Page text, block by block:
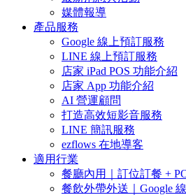
媒體報導
產品服務
Google 線上預訂服務
LINE 線上預訂服務
店家 iPad POS 功能介紹
店家 App 功能介紹
AI 營運顧問
打造高效短影音服務
LINE 簡訊服務
ezflows 在地導客
適用行業
餐廳內用｜訂位訂餐 +
餐飲外帶外送｜Google